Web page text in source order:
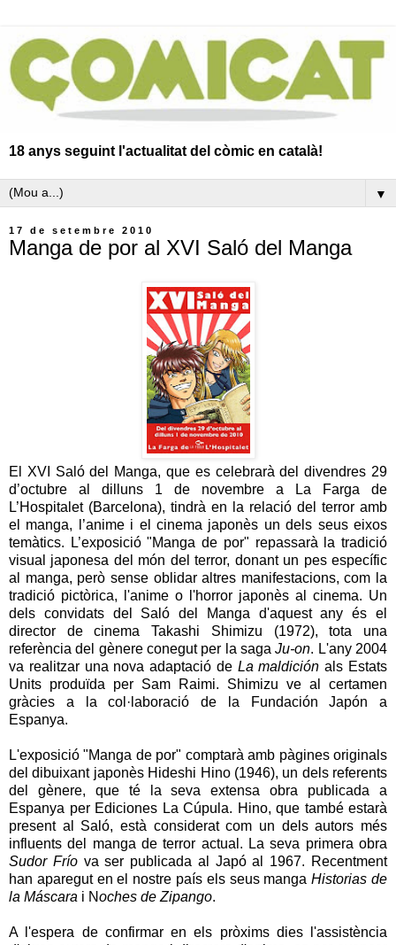
18 anys seguint l'actualitat del còmic en català!
▼
17 de setembre 2010
Manga de por al XVI Saló del Manga
El XVI Saló del Manga, que es celebrarà del divendres 29
d’octubre al dilluns 1 de novembre a La Farga de
L’Hospitalet (Barcelona), tindrà en la relació del terror amb
el manga, l’anime i el cinema japonès un dels seus eixos
temàtics. L’exposició "Manga de por" repassarà la tradició
visual japonesa del món del terror, donant un pes específic
al manga, però sense oblidar altres manifestacions, com la
tradició pictòrica, l'anime o l'horror japonès al cinema. Un
dels convidats del Saló del Manga d'aquest any és el
director de cinema Takashi Shimizu (1972), tota una
referència del gènere conegut per la sagaJu-on. L'any 2004
va realitzar una nova adaptació de La maldición als Estats
Units produïda per Sam Raimi. Shimizu ve al certamen
gràcies a la col·laboració de la Fundación Japón a
Espanya.
L'exposició "Manga de por" comptarà amb pàgines originals
del dibuixant japonès Hideshi Hino (1946), un dels referents
del gènere, que té la seva extensa obra publicada a
Espanya per Ediciones La Cúpula. Hino, que també estarà
present al Saló, està considerat com un dels autors més
influents del manga de terror actual. La seva primera obra
Sudor Fríova ser publicada al Japó al 1967. Recentment
han aparegut en el nostre país els seus mangaHistorias de
la Máscara i Noches de Zipango.
A l'espera de confirmar en els pròxims dies l'assistència